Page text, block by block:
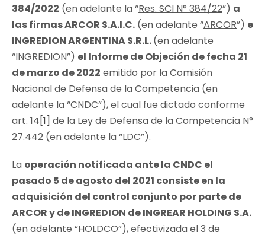
384/2022 (en adelante la “Res. SCI N° 384/22”) a
las firmas ARCOR S.A.I.C. (en adelante “ARCOR”) e
INGREDION ARGENTINA S.R.L.(en adelante
“INGREDION”) el Informe de Objeción de fecha 21
de marzo de 2022 emitido por la Comisión
Nacional de Defensa de la Competencia (en
adelante la “CNDC”), el cual fue dictado conforme
art. 14[1] de la Ley de Defensa de la Competencia N°
27.442 (en adelante la “LDC”).
La operación notificada ante la CNDC el
pasado 5 de agosto del 2021 consiste en la
adquisición del control conjunto por parte de
ARCOR y de INGREDION de INGREAR HOLDING S.A.
(en adelante “HOLDCO”), efectivizada el 3 de